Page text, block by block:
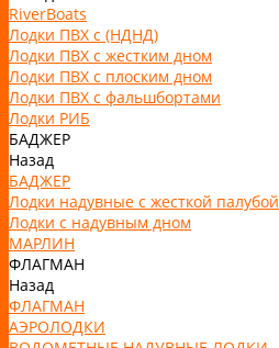
RiverBoats
Лодки ПВХ с (НДНД)
Лодки ПВХ с жестким дном
Лодки ПВХ с плоским дном
Лодки ПВХ с фальшбортами
Лодки РИБ
БАДЖЕР
Назад
БАДЖЕР
Лодки надувные с жесткой палубой
Лодки с надувным дном
МАРЛИН
ФЛАГМАН
Назад
ФЛАГМАН
АЭРОЛОДКИ